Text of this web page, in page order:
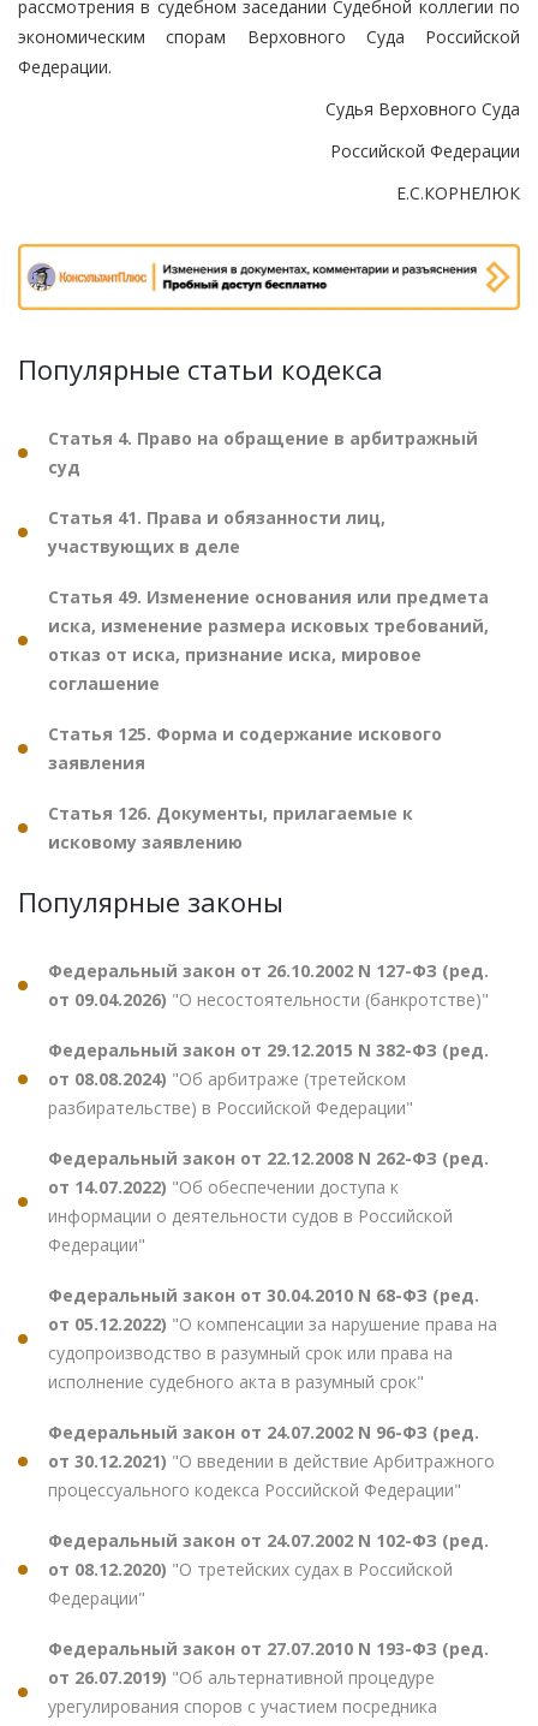
рассмотрения в судебном заседании Судебной коллегии по
экономическим спорам Верховного Суда Российской
Федерации.
Судья Верховного Суда
Российской Федерации
Е.С.КОРНЕЛЮК
Популярные статьи кодекса
Статья 4. Право на обращение в арбитражный
суд
Статья 41. Права и обязанности лиц,
участвующих в деле
Статья 49. Изменение основания или предмета
иска, изменение размера исковых требований,
отказ от иска, признание иска, мировое
соглашение
Статья 125. Форма и содержание искового
заявления
Статья 126. Документы, прилагаемые к
исковому заявлению
Популярные законы
Федеральный закон от 26.10.2002 N 127-ФЗ (ред.
от 09.04.2026) "О несостоятельности (банкротстве)"
Федеральный закон от 29.12.2015 N 382-ФЗ (ред.
от 08.08.2024) "Об арбитраже (третейском
разбирательстве) в Российской Федерации"
Федеральный закон от 22.12.2008 N 262-ФЗ (ред.
от 14.07.2022) "Об обеспечении доступа к
информации о деятельности судов в Российской
Федерации"
Федеральный закон от 30.04.2010 N 68-ФЗ (ред.
от 05.12.2022) "О компенсации за нарушение права на
судопроизводство в разумный срок или права на
исполнение судебного акта в разумный срок"
Федеральный закон от 24.07.2002 N 96-ФЗ (ред.
от 30.12.2021) "О введении в действие Арбитражного
процессуального кодекса Российской Федерации"
Федеральный закон от 24.07.2002 N 102-ФЗ (ред.
от 08.12.2020) "О третейских судах в Российской
Федерации"
Федеральный закон от 27.07.2010 N 193-ФЗ (ред.
от 26.07.2019) "Об альтернативной процедуре
урегулирования споров с участием посредника